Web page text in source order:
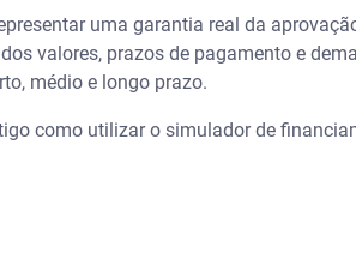
utilizar um simulador de
usar um simulador de financiamento
é o mesmo que ter o
uma garantia real da
valores, prazos de pagamento e
médio e longo prazo.
como utilizar o simulador de